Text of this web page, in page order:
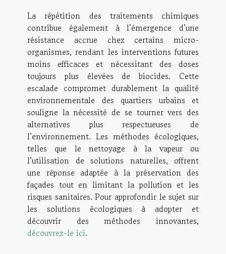
La répétition des traitements chimiques
contribue également à l’émergence d’une
résistance accrue chez certains micro-
organismes, rendant les interventions futures
moins efficaces et nécessitant des doses
toujours plus élevées de biocides. Cette
escalade compromet durablement la qualité
environnementale des quartiers urbains et
souligne la nécessité de se tourner vers des
alternatives plus respectueuses de
l’environnement. Les méthodes écologiques,
telles que le nettoyage à la vapeur ou
l’utilisation de solutions naturelles, offrent
une réponse adaptée à la préservation des
façades tout en limitant la pollution et les
risques sanitaires. Pour approfondir le sujet sur
les solutions écologiques à adopter et
découvrir des méthodes innovantes,
découvrez-le ici.